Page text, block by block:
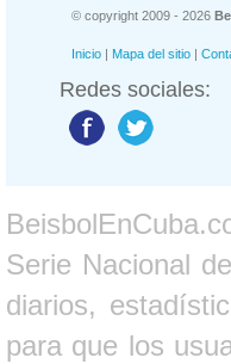
© copyright 2009 - 2026
Inicio | Mapa del sitio |
Redes sociales:
Serie Nacional
diarios,
para que los